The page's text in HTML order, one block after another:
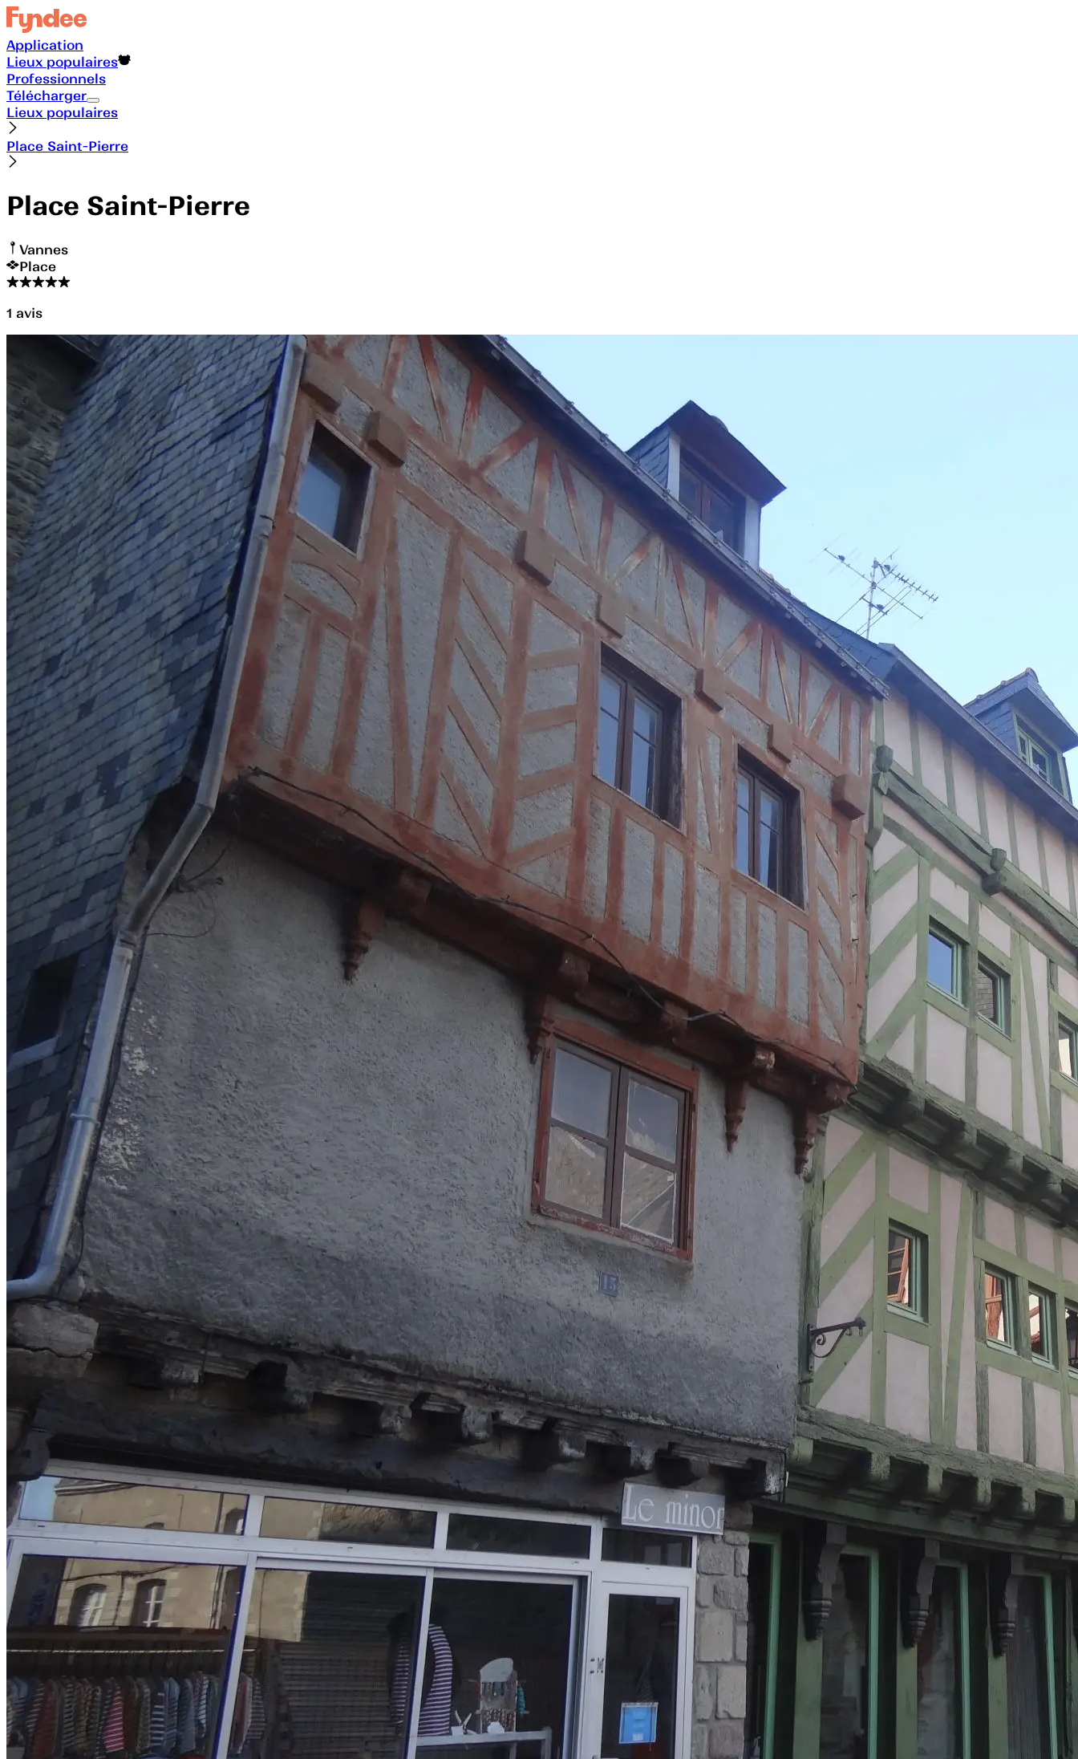
Application
Lieux populaires
Professionnels
Télécharger
Lieux populaires
Place Saint-Pierre
Place Saint-Pierre
Vannes
Place
1 avis